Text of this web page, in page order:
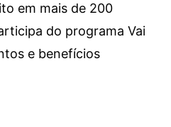
em mais de 200
do programa Vai
e benefícios